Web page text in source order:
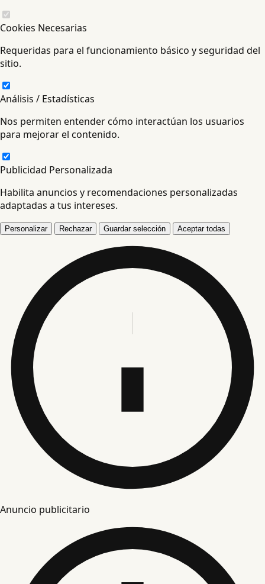
Cookies Necesarias
Requeridas para el funcionamiento básico y seguridad del
sitio.
Análisis / Estadísticas
Nos permiten entender cómo interactúan los usuarios
para mejorar el contenido.
Publicidad Personalizada
Habilita anuncios y recomendaciones personalizadas
adaptadas a tus intereses.
Personalizar Rechazar Guardar selección Aceptar todas
Anuncio publicitario